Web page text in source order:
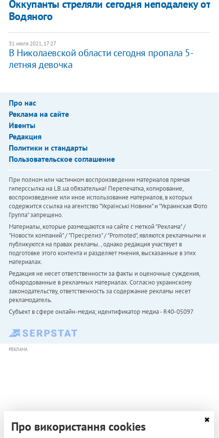
Оккупанты стреляли сегодня неподалеку от
Водяного
31 июля 2021, 17:27
В Николаевской области сегодня пропала 5-
летняя девочка
Про нас
Реклама на сайте
Ивенты
Редакция
Политики и стандарты
Пользовательское соглашение
При полном или частичном воспроизведении материалов прямая
гиперссылка на LB.ua обязательна! Перепечатка, копирование,
воспроизведение или иное использование материалов, в которых
содержится ссылка на агентство "Українськi Новини" и "Украинская Фото
Группа" запрещено.
Материалы, которые размещаются на сайте с меткой "Реклама" /
"Новости компаний" / "Пресрелиз" / "Promoted", являются рекламными и
публикуются на правах рекламы. , однако редакция участвует в
подготовке этого контента и разделяет мнения, высказанные в этих
материалах.
Редакция не несет ответственности за факты и оценочные суждения,
обнародованные в рекламных материалах. Согласно украинскому
законодательству, ответственность за содержание рекламы несет
рекламодатель.
Субъект в сфере онлайн-медиа; идентификатор медиа - R40-05097
РЕКЛАМА
Про використання cookies